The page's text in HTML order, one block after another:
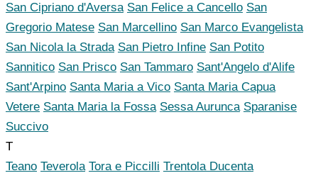
San Cipriano d'Aversa San Felice a Cancello San
Gregorio Matese San Marcellino San Marco Evangelista
San Nicola la Strada San Pietro Infine San Potito
Sannitico San Prisco San Tammaro Sant'Angelo d'Alife
Sant'Arpino Santa Maria a Vico Santa Maria Capua
Vetere Santa Maria la Fossa Sessa Aurunca Sparanise
Succivo
T
Teano Teverola Tora e Piccilli Trentola Ducenta